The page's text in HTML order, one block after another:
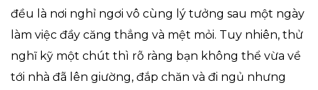
đều là nơi nghỉ ngơi vô cùng lý tưởng sau một ngày
làm việc đầy căng thẳng và mệt mỏi. Tuy nhiên, thử
nghĩ kỹ một chút thì rõ ràng bạn không thể vừa về
tới nhà đã lên giường, đắp chăn và đi ngủ nhưng